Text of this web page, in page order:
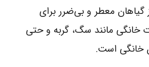
گیاهان معطر و بی‌ضرر برای
خانگی مانند سگ، گربه و حتی
خانگی است.